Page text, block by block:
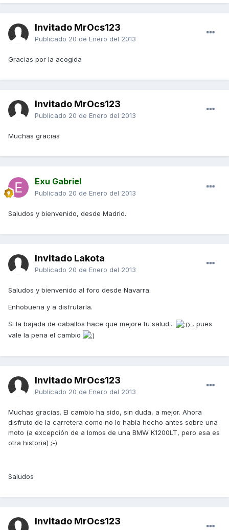
Invitado MrOcs123
Publicado 20 de Enero del 2013
Gracias por la acogida
Invitado MrOcs123
Publicado 20 de Enero del 2013
Muchas gracias
Exu Gabriel
Publicado 20 de Enero del 2013
Saludos y bienvenido, desde Madrid.
Invitado Lakota
Publicado 20 de Enero del 2013
Saludos y bienvenido al foro desde Navarra.
Enhobuena y a disfrutarla.
Si la bajada de caballos hace que mejore tu salud...
, pues
vale la pena el cambio
Invitado MrOcs123
Publicado 20 de Enero del 2013
Muchas gracias. El cambio ha sido, sin duda, a mejor. Ahora
disfruto de la carretera como no lo había hecho antes sobre una
moto (a excepción de a lomos de una BMW K1200LT, pero esa es
otra historia) ;-)
Saludos
Invitado MrOcs123